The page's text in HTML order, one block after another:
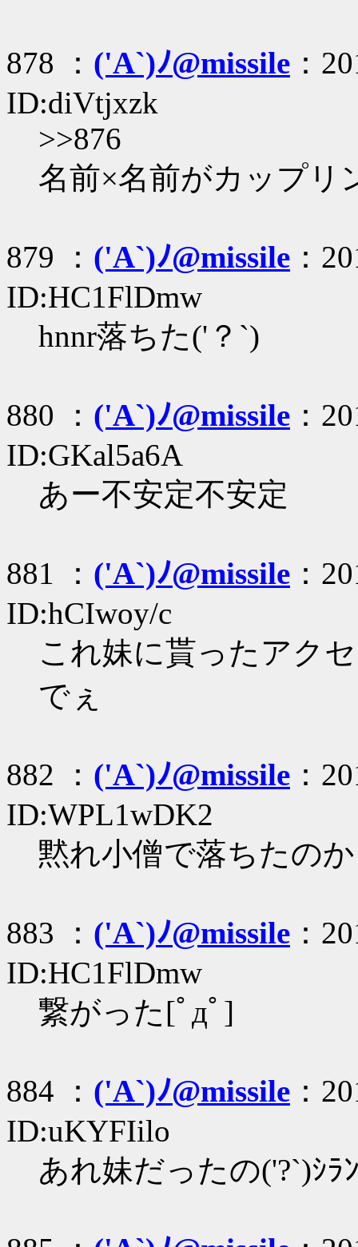
878 ： ('A`)ﾉ@missile ：
ID:diVtjxzk
>>876
名前×名前がカップリ
879 ： ('A`)ﾉ@missile ：
ID:HC1FlDmw
hnnr落ちた('？`)
880 ： ('A`)ﾉ@missile ：
ID:GKal5a6A
あー不安定不安定
881 ： ('A`)ﾉ@missile ：
ID:hCIwoy/c
これ妹に貰ったアク
でぇ
882 ： ('A`)ﾉ@missile ：
ID:WPL1wDK2
黙れ小僧で落ちたの
883 ： ('A`)ﾉ@missile ：
ID:HC1FlDmw
繋がった[ﾟдﾟ]
884 ： ('A`)ﾉ@missile ：
ID:uKYFIilo
あれ妹だったの('?`)ｼﾗ